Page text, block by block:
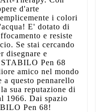
d'arte
i colori
E' dotato di
e resiste
Se stai cercando
disegnare e
Pen 68
amico nel mondo
questo pennarello
sua reputazione di
1966. Dai spazio
Pen 68!